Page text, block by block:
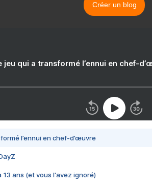
Créer un blog
jeu qui a transformé l’ennui en chef-
l’ennui en chef-d’œuvre
13 ans (et vous l'avez ignoré)